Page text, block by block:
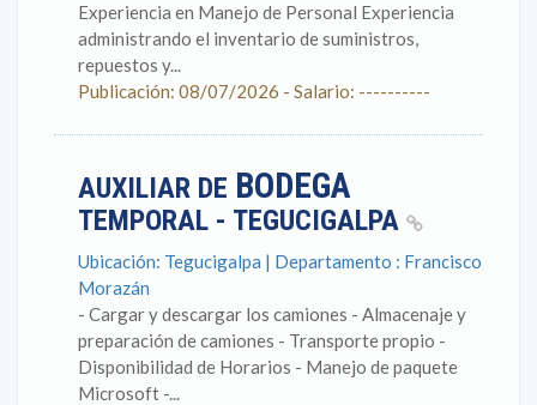
Experiencia en Manejo de Personal Experiencia
administrando el inventario de suministros,
repuestos y...
Publicación: 08/07/2026 - Salario: ----------
AUXILIAR DE BODEGA
TEMPORAL - TEGUCIGALPA
Ubicación: Tegucigalpa | Departamento : Francisco
Morazán
- Cargar y descargar los camiones - Almacenaje y
preparación de camiones - Transporte propio -
Disponibilidad de Horarios - Manejo de paquete
Microsoft -...